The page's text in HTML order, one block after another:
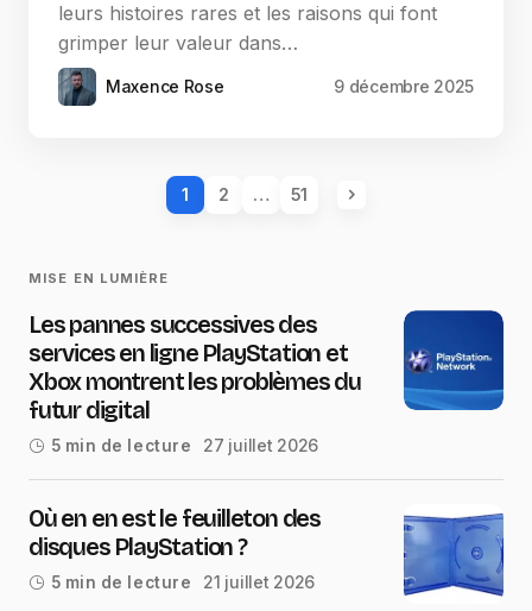
leurs histoires rares et les raisons qui font
grimper leur valeur dans…
Maxence Rose 9 décembre 2025
1 2 … 51
MISE EN LUMIÈRE
Les pannes successives des
services en ligne PlayStation et
Xbox montrent les problèmes du
futur digital
5 min de lecture 27 juillet 2026
Où en en est le feuilleton des
disques PlayStation ?
5 min de lecture 21 juillet 2026